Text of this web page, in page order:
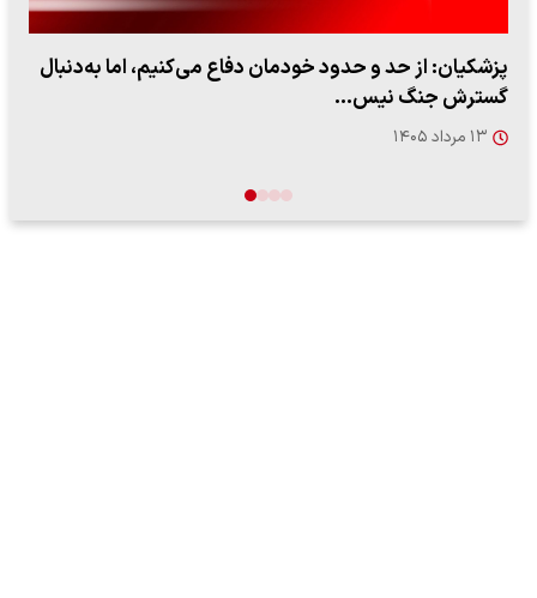
ببینید| سخنگوی سپاه: بازگشایی تنگه هرمز منوط به پذیرش
شروط ایران از…
۱۷ مرداد ۱۴۰۵